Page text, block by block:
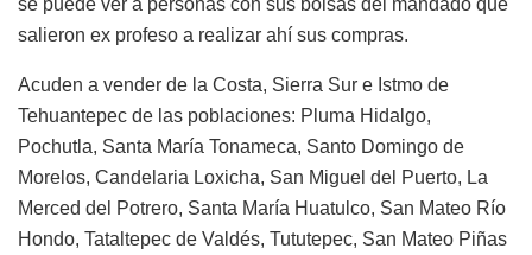
salieron ex profeso a realizar ahí sus compras.
Acuden a vender de la Costa, Sierra Sur e Istmo de
Tehuantepec de las poblaciones: Pluma Hidalgo,
Pochutla, Santa María Tonameca, Santo Domingo de
Morelos, Candelaria Loxicha, San Miguel del Puerto, La
Merced del Potrero, Santa María Huatulco, San Mateo Río
Hondo, Tataltepec de Valdés, Tututepec, San Mateo Piñas